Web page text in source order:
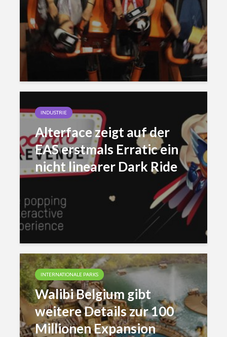
INDUSTRIE
Alterface zeigt auf der
EAS erstmals Erratic ein
nicht linearer Dark Ride
INTERNATIONALE PARKS
Walibi Belgium gibt
weitere Details zur 100
Millionen Expansion